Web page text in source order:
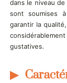
dans le niveau
sont soumises
garantir la
gustatives.